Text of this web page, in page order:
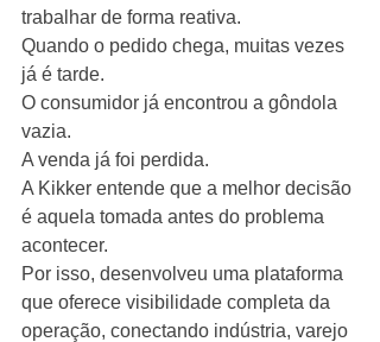
trabalhar de forma reativa.
Quando o pedido chega, muitas vezes
já é tarde.
O consumidor já encontrou a gôndola
vazia.
A venda já foi perdida.
A Kikker entende que a melhor decisão
é aquela tomada antes do problema
acontecer.
Por isso, desenvolveu uma plataforma
que oferece visibilidade completa da
operação, conectando indústria, varejo